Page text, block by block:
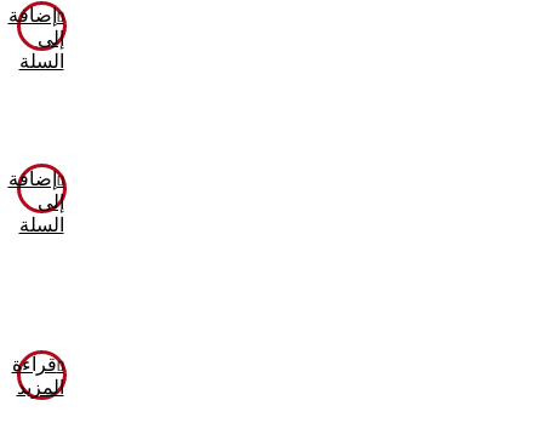
إضافة
إلى
السلة
إضافة
إلى
السلة
قراءة
المزيد